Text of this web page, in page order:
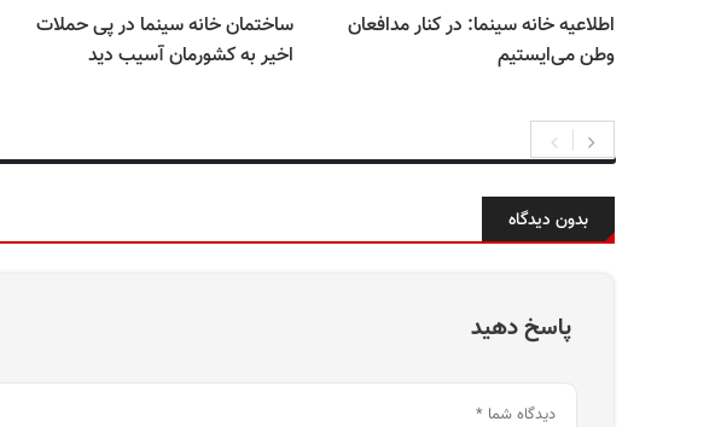
اطلاعیه خانه سینما: در کنار مدافعان
وطن می‌ایستیم
ساختمان خانه سینما در پی حملات
اخیر به کشورمان آسیب دید
بدون دیدگاه
پاسخ دهید